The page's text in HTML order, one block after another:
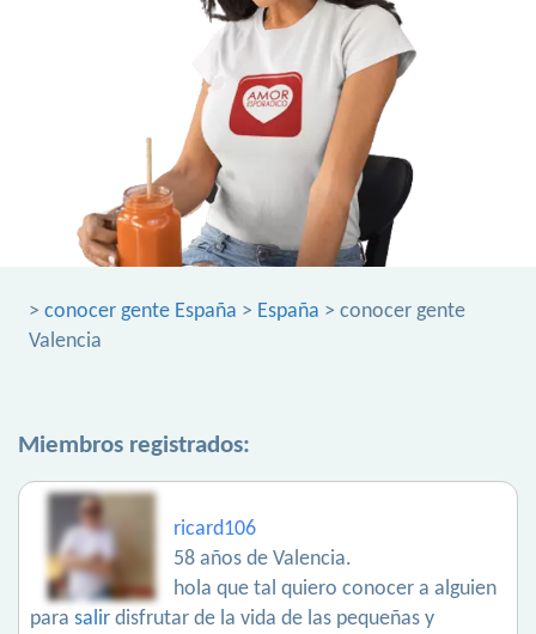
> conocer gente España > España > conocer gente
Valencia
Miembros registrados:
ricard106
58 años de Valencia.
hola que tal quiero conocer a alguien
para salir disfrutar de la vida de las pequeñas y